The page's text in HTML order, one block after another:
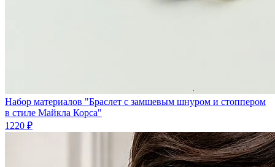
Набор материалов "Браслет с замшевым шнуром и стоппером
в стиле Майкла Корса"
1220 ₽